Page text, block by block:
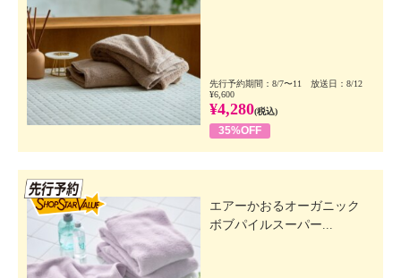
先行予約期間：8/7〜11 放送日：8/12
¥6,600
¥4,280(税込)
35%OFF
エアーかおるオーガニック
ボブパイルスーパー...